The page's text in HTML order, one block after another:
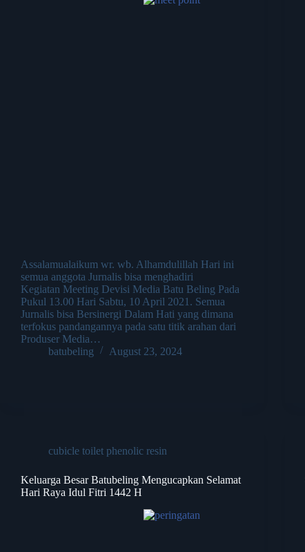
Assalamualaikum wr. wb. Alhamdulillah Hari ini
semua anggota Jurnalis bisa menghadiri
Kegiatan Meeting Devisi Media Batu Beling Pada
Pukul 13.00 Hari Sabtu, 10 April 2021. Semua
Jurnalis bisa Bersinergi Dalam Hati yang dimana
terfokus pandangannya pada satu titik arahan dari
Produser Media…
batubeling
August 23, 2024
cubicle toilet phenolic resin
Keluarga Besar Batubeling Mengucapkan Selamat
Hari Raya Idul Fitri 1442 H